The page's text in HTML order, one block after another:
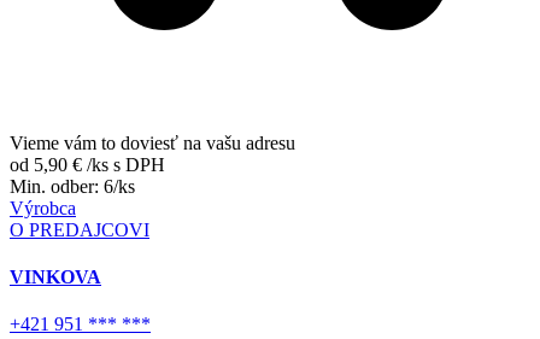
Vieme vám to doviesť na vašu adresu
od 5,90 € /ks s DPH
Min. odber: 6/ks
Výrobca
O PREDAJCOVI
VINKOVA
+421 951 *** ***